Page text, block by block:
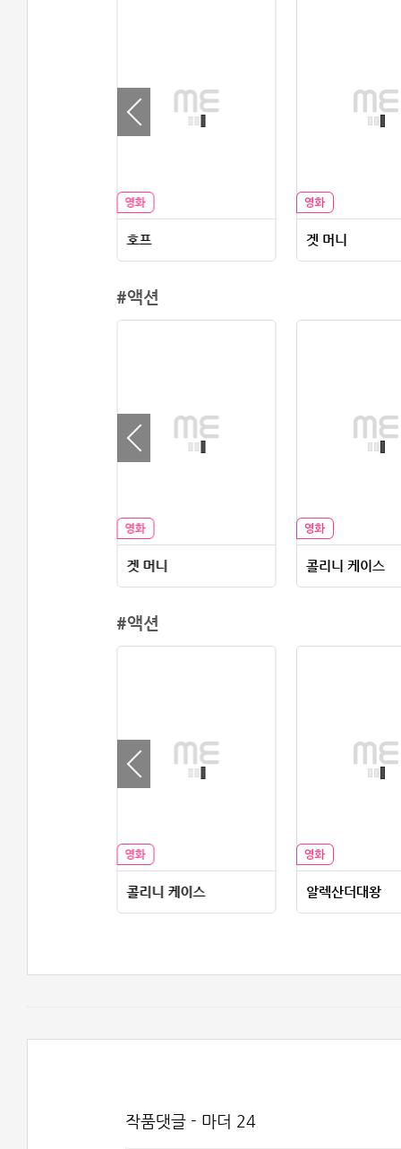
호프 겟 머니
#액션
겟 머니 콜리니 케이스
#액션
콜리니 케이스 알렉산더대왕
작품댓글 - 마더 24